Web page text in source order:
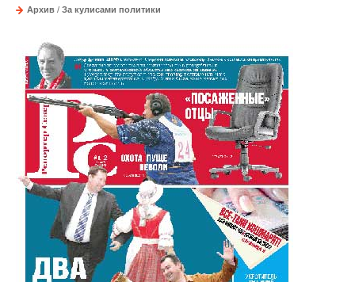
Архив / За кулисами политики